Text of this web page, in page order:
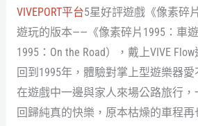
VIVEPORT平台5星好評遊戲《像素碎
遊玩的版本——《像素碎片1995：車遊
1995：On the Road），戴上VIVE
回到1995年，體驗對掌上型遊樂器愛
在遊戲中一邊與家人來場公路旅行，
回歸純真的快樂，原本枯燥的車程再